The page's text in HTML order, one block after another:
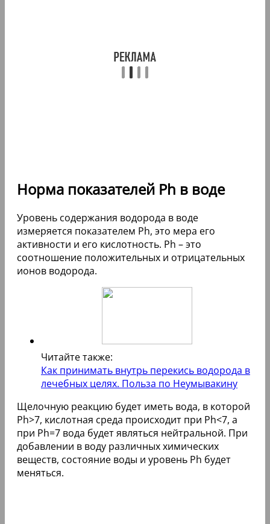
Норма показателей Ph в воде
Уровень содержания водорода в воде
измеряется показателем Ph, это мера его
активности и его кислотность. Ph – это
соотношение положительных и отрицательных
ионов водорода.
Читайте также:
Как принимать внутрь перекись водорода в
лечебных целях. Польза по Неумывакину
Щелочную реакцию будет иметь вода, в которой
Ph>7, кислотная среда происходит при Ph<7, а
при Ph=7 вода будет являться нейтральной. При
добавлении в воду различных химических
веществ, состояние воды и уровень Ph будет
меняться.